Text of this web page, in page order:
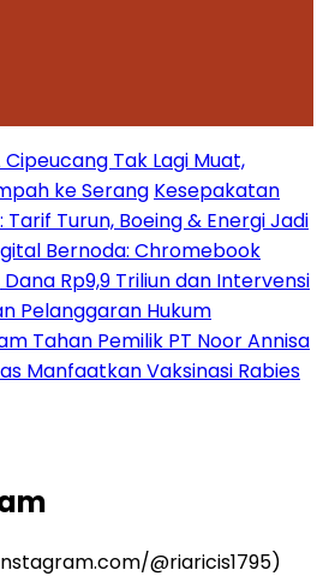
Tak Lagi Muat,
ke Serang Kesepakatan
Turun, Boeing & Energi Jadi
Bernoda: Chromebook
Rp9,9 Triliun dan Intervensi
Pelanggaran Hukum
Tahan Pemilik PT Noor Annisa
Manfaatkan Vaksinasi Rabies